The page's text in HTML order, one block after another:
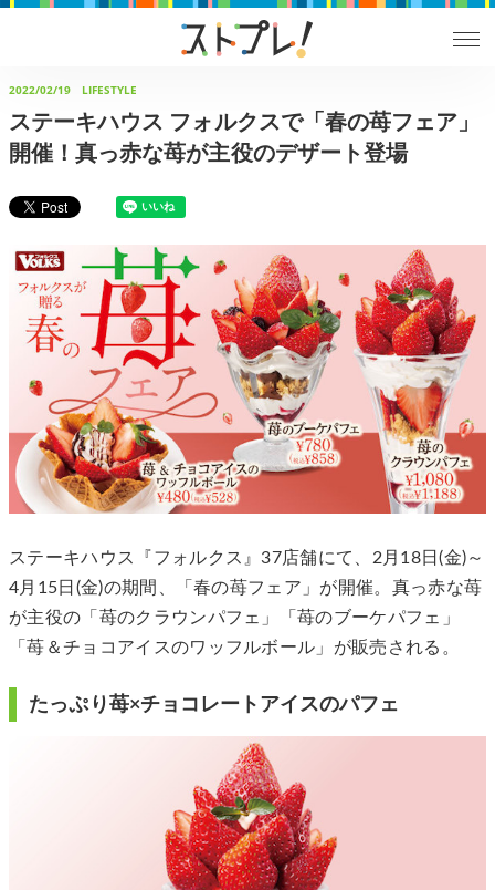
2022/02/19 LIFESTYLE
ステーキハウス フォルクスで「春の苺フェア」
開催！真っ赤な苺が主役のデザート登場
ステーキハウス『フォルクス』37店舗にて、2月18日(金)～
4月15日(金)の期間、「春の苺フェア」が開催。真っ赤な苺
が主役の「苺のクラウンパフェ」「苺のブーケパフェ」
「苺＆チョコアイスのワッフルボール」が販売される。
たっぷり苺×チョコレートアイスのパフェ